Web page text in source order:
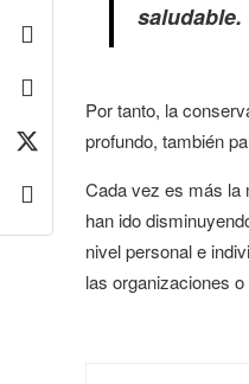
saludable.
Por tanto, la
profundo, también
Cada vez es más la
han ido
nivel personal e
las organizaciones